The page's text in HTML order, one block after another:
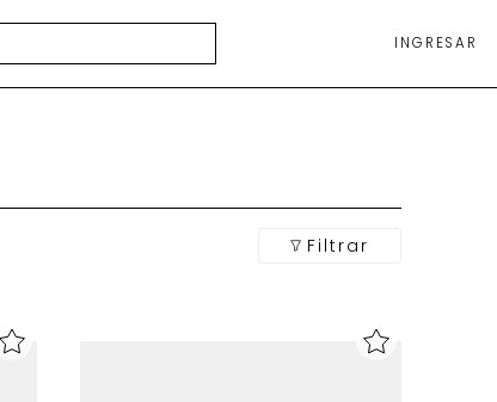
INGRESAR
Filtrar